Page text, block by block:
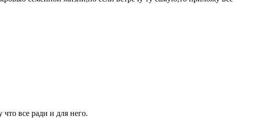
все ради и для него.